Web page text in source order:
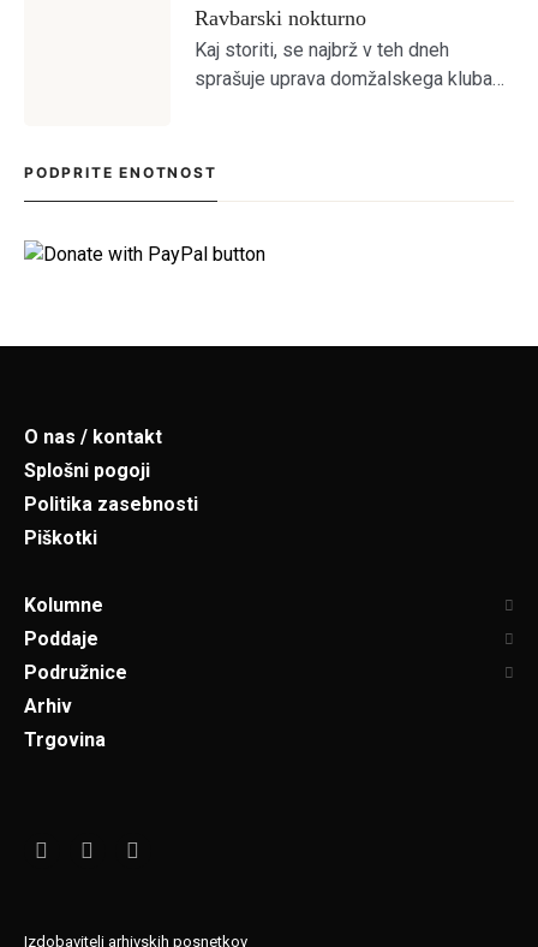
Ravbarski nokturno
Kaj storiti, se najbrž v teh dneh
sprašuje uprava domžalskega kluba
zelo zanima tamkajšnje sicer
PODPRITE ENOTNOST
O nas / kontakt
Splošni pogoji
Politika zasebnosti
Piškotki
Kolumne
Poddaje
Podružnice
Arhiv
Trgovina
Izdobavitelj arhivskih posnetkov